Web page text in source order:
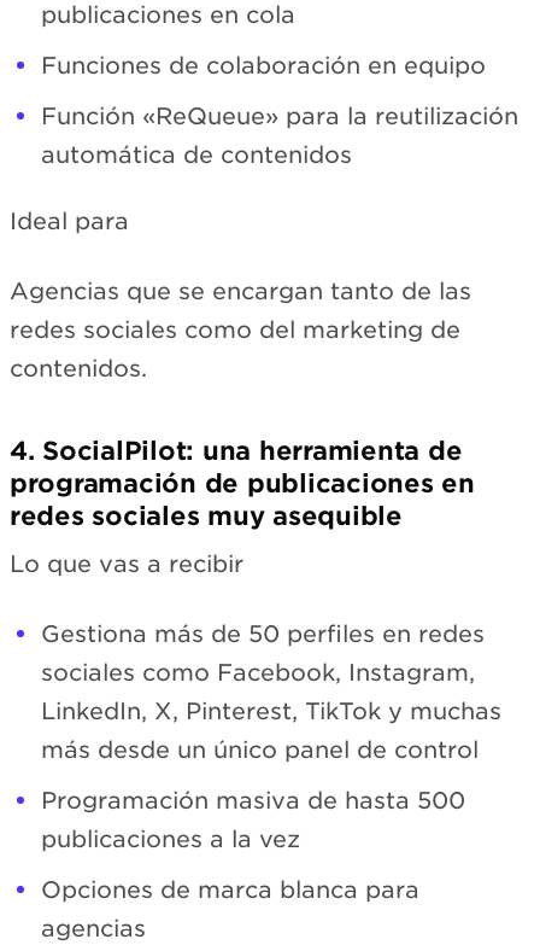
publicaciones en cola
Funciones de colaboración en equipo
Función «ReQueue» para la reutilización
automática de contenidos
Ideal para
Agencias que se encargan tanto de las
redes sociales como del marketing de
contenidos.
4. SocialPilot: una herramienta de
programación de publicaciones en
redes sociales muy asequible
Lo que vas a recibir
Gestiona más de 50 perfiles en redes
sociales como Facebook, Instagram,
LinkedIn, X, Pinterest, TikTok y muchas
más desde un único panel de control
Programación masiva de hasta 500
publicaciones a la vez
Opciones de marca blanca para
agencias